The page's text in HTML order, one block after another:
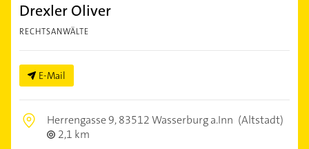
Drexler Oliver
RECHTSANWÄLTE
E-Mail
Herrengasse 9,83512 Wasserburg a.Inn (Altstadt)
2,1 km